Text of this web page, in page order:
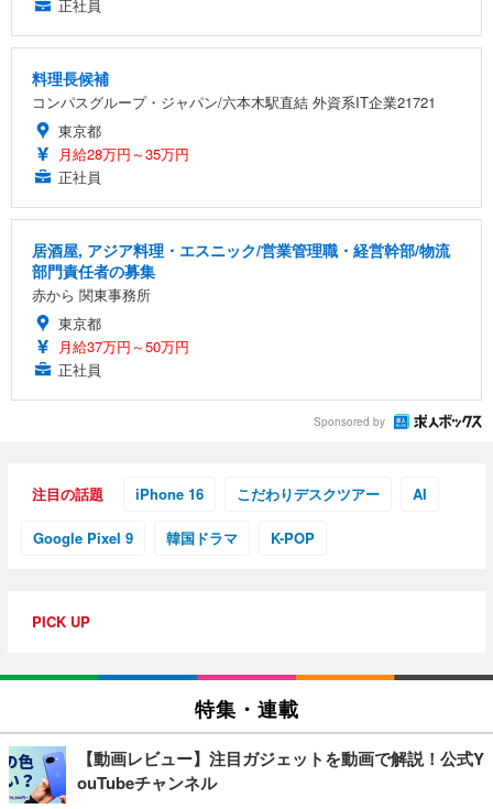
正社員
料理長候補
コンパスグループ・ジャパン/六本木駅直結 外資系IT企業21721
東京都
月給28万円～35万円
正社員
居酒屋, アジア料理・エスニック/営業管理職・経営幹部/物流
部門責任者の募集
赤から 関東事務所
東京都
月給37万円～50万円
正社員
Sponsored by
注目の話題 iPhone 16 こだわりデスクツアー AI
Google Pixel 9 韓国ドラマ K-POP
PICK UP
特集・連載
【動画レビュー】注目ガジェットを動画で解説！公式Y
ouTubeチャンネル